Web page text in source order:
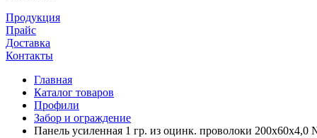
Продукция
Прайс
Доставка
Контакты
Главная
Каталог товаров
Профили
Забор и ограждение
Панель усиленная 1 гр. из оцинк. проволоки 200х60х4,0